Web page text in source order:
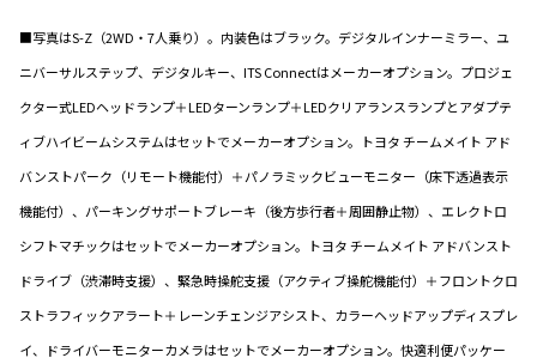
■写真はS-Z（2WD・7人乗り）。内装色はブラック。デジタルインナーミラー、ユ
ニバーサルステップ、デジタルキー、ITS Connectはメーカーオプション。プロジェ
クター式LEDヘッドランプ＋LEDターンランプ＋LEDクリアランスランプとアダプテ
ィブハイビームシステムはセットでメーカーオプション。トヨタ チームメイト アド
バンストパーク（リモート機能付）＋パノラミックビューモニター（床下透過表示
機能付）、パーキングサポートブレーキ（後方歩行者＋周囲静止物）、エレクトロ
シフトマチックはセットでメーカーオプション。トヨタ チームメイト アドバンスト
ドライブ（渋滞時支援）、緊急時操舵支援（アクティブ操舵機能付）＋フロントクロ
ストラフィックアラート＋レーンチェンジアシスト、カラーヘッドアップディスプレ
イ、ドライバーモニターカメラはセットでメーカーオプション。快適利便パッケー